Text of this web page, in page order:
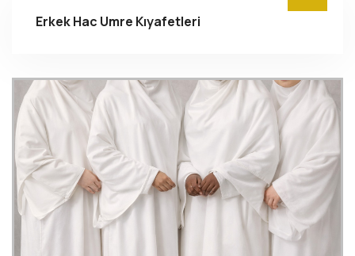
Erkek Hac Umre Kıyafetleri